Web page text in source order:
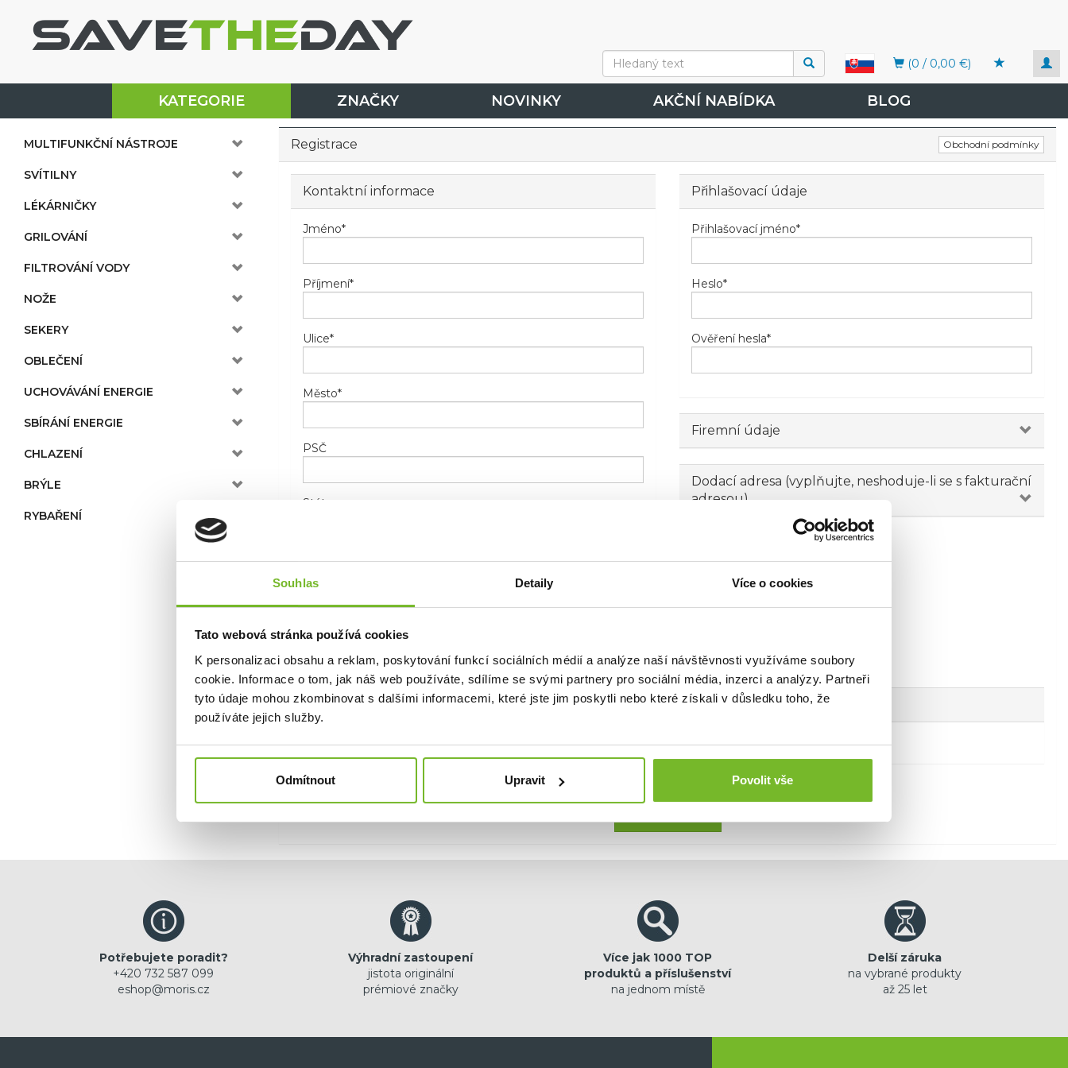
Souhlas Detaily Více o cookies
Tato webová stránka používá cookies
K personalizaci obsahu a reklam, poskytování funkcí sociálních médií a analýze naší návštěvnosti využíváme soubory
cookie. Informace o tom, jak náš web používáte, sdílíme se svými partnery pro sociální média, inzerci a analýzy. Partneři
tyto údaje mohou zkombinovat s dalšími informacemi, které jste jim poskytli nebo které získali v důsledku toho, že
používáte jejich služby.
Odmítnout Upravit Povolit vše
(0 / 0,00 €)
KATEGORIE ZNAČKY NOVINKY AKČNÍ NABÍDKA BLOG
MULTIFUNKČNÍ NÁSTROJE
SVÍTILNY
LÉKÁRNIČKY
GRILOVÁNÍ
FILTROVÁNÍ VODY
NOŽE
SEKERY
OBLEČENÍ
UCHOVÁVÁNÍ ENERGIE
SBÍRÁNÍ ENERGIE
CHLAZENÍ
BRÝLE
RYBAŘENÍ
Registrace Obchodní podmínky
Kontaktní informace
Jméno*
Příjmení*
Ulice*
Město*
PSČ
Stát
Telefon
Přihlašovací údaje
Přihlašovací jméno*
Heslo*
Ověření hesla*
Firemní údaje
Dodací adresa (vyplňujte, neshoduje-li se s fakturační
adresou)
Novinky emailem
Ano, chci dostávat emailem novinky.
Potřebujete poradit?
+420 732 587 099
eshop@moris.cz
Výhradní zastoupení
jistota originální
prémiové značky
Více jak 1000 TOP
produktů a příslušenství
na jednom místě
Delší záruka
na vybrané produkty
až 25 let